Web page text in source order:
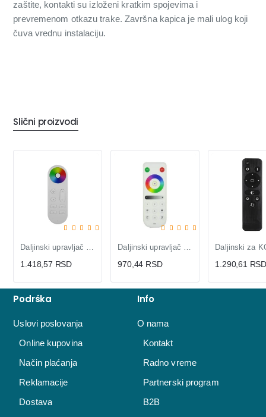
zaštite, kontakti su izloženi kratkim spojevima i
prevremenom otkazu trake. Završna kapica je mali ulog koji
čuva vrednu instalaciju.
Slični proizvodi
Daljinski upravljač DLV-RC-RGB za LED kontrolere, RF 2.4GHz, touch dimer
1.418,57 RSD
Daljinski upravljač za SP630E kontroler
970,44 RSD 1.290,61 RSD
Podrška
Uslovi poslovanja
Online kupovina
Način plaćanja
Reklamacije
Dostava
Info
O nama
Kontakt
Radno vreme
Partnerski program
B2B